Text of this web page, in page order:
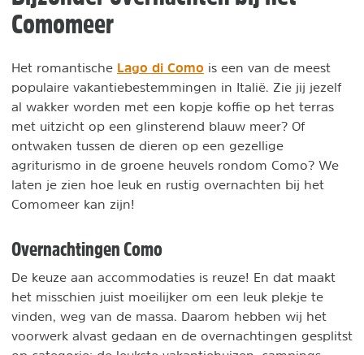
Comomeer
Het romantische Lago di Como is een van de meest
populaire vakantiebestemmingen in Italië. Zie jij jezelf
al wakker worden met een kopje koffie op het terras
met uitzicht op een glinsterend blauw meer? Of
ontwaken tussen de dieren op een gezellige
agriturismo in de groene heuvels rondom Como? We
laten je zien hoe leuk en rustig overnachten bij het
Comomeer kan zijn!
Overnachtingen Como
De keuze aan accommodaties is reuze! En dat maakt
het misschien juist moeilijker om een leuk plekje te
vinden, weg van de massa. Daarom hebben wij het
voorwerk alvast gedaan en de overnachtingen gesplitst